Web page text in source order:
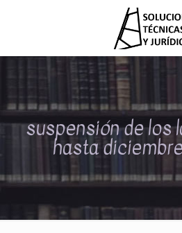
suspensión de los
hasta